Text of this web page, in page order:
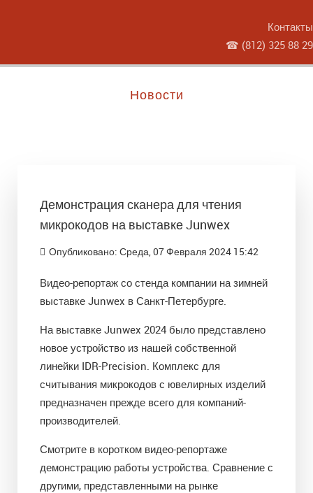
Контакты
☎ (812) 325 88 29
Новости
Демонстрация сканера для чтения
микрокодов на выставке Junwex
Опубликовано: Среда, 07 Февраля 2024 15:42
Видео-репортаж со стенда компании на зимней
выставке Junwex в Санкт-Петербурге.
На выставке Junwex 2024 было представлено
новое устройство из нашей собственной
линейки IDR-Precision. Комплекс для
считывания микрокодов с ювелирных изделий
предназначен прежде всего для компаний-
производителей.
Смотрите в коротком видео-репортаже
демонстрацию работы устройства. Сравнение с
другими, представленными на рынке